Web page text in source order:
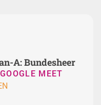
A: Bundesheer
GOOGLE MEET